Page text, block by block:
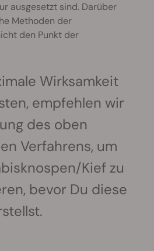
ausgesetzt sind. Darüber
Methoden der
den Punkt der
Wirksamkeit
empfehlen wir
des oben
Verfahrens, um
Kief zu
bevor Du diese